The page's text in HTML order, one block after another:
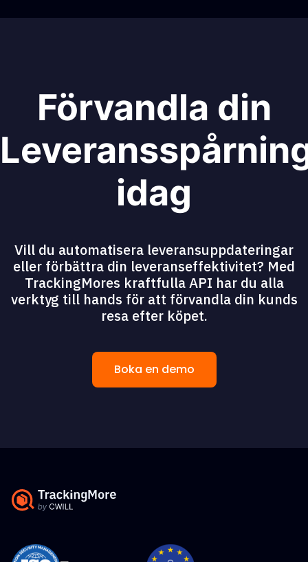
Förvandla din
idag
Vill du automatisera leveransuppdateringar
eller förbättra din leveranseffektivitet? Med
TrackingMores kraftfulla API har du alla
verktyg till hands för att förvandla din kunds
resa efter köpet.
Boka en demo